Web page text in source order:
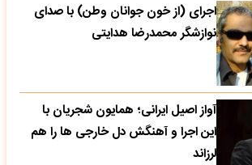
اجرای (از خون جوانان وطن) با صدای
نوازشگر محمدرضا هدایتی
آواز اصیل ایرانی؛ همایون شجریان با
این اجرا و آهنگش دل خارجی ها را هم
لرزاند